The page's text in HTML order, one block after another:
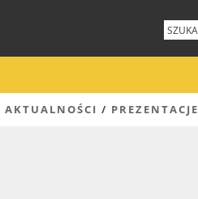
AKTUALNOŚCI / PREZENTACJE